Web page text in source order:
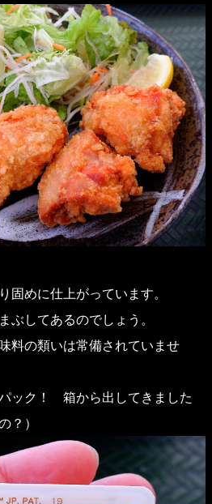
固めに仕上がっています。
ぶしてあるのでしょう。
料の類いは常備されていませ
ック！ 箱から出してきました
？）